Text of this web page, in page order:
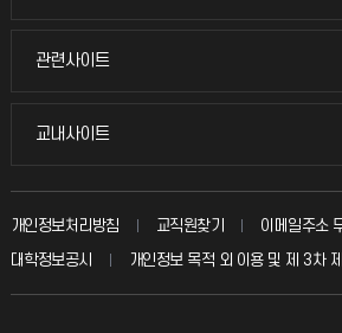
입학안내
묻고 답하기
칭찬마당
학생서비스 지킴이
관련사이트
관련사이트
국방헬프콜
교내사이트
교내사이트
교수회
교육혁신본부
개인정보처리방침 교직원찾기
이메일주소
대학정보공시
개인정보 목적 외 이용 및 제 3차